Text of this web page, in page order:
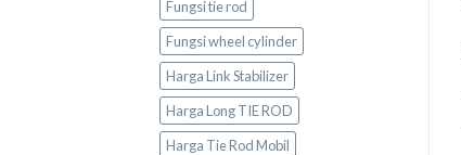
Fungsi tie rod
Fungsi wheel cylinder
Harga Link Stabilizer
Harga Long TIE ROD
Harga Tie Rod Mobil